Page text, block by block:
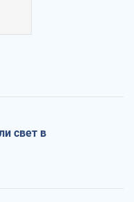
свет в